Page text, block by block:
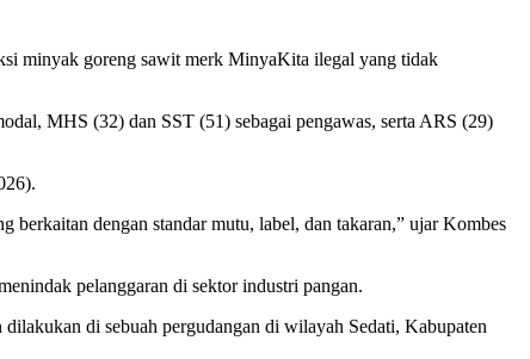
minyak goreng sawit merk MinyaKita ilegal yang tidak
MHS (32) dan SST (51) sebagai pengawas, serta ARS (29)
dengan standar mutu, label, dan takaran,” ujar Kombes
pelanggaran di sektor industri pangan.
di sebuah pergudangan di wilayah Sedati, Kabupaten